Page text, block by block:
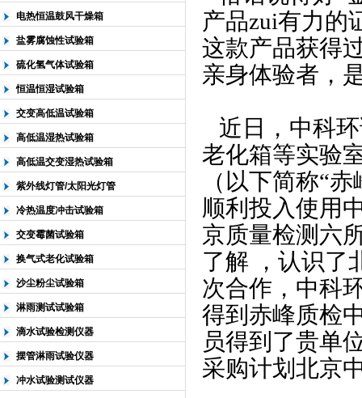
电热恒温鼓风干燥箱
盐雾腐蚀性试验箱
硫化氢气体试验箱
恒温恒湿试验箱
交变高低温试验箱
高低温湿热试验箱
高低温交变湿热试验箱
紫外线灯管/太阳光灯管
冷热温度冲击试验箱
交变霉菌试验箱
换气式老化试验箱
沙尘粉尘试验箱
淋雨测试试验箱
滴水试验检测仪器
摆管淋雨试验仪器
冲水试验测试仪器
产品zui有力的
这款产品获得
亲身体验者，
近日，中科
老化箱等实验
（以下简称“
顺利投入使用
京质量检测六
了解
，认识
次合作，中科
得到赤峰质检
员得到了贵单
采购计划北京